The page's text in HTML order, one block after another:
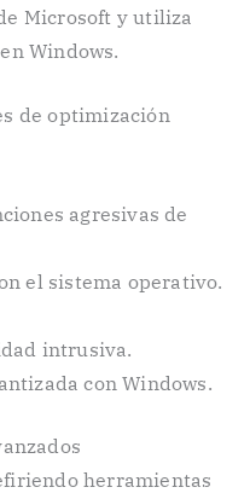
Microsoft y utiliza
Windows.
de optimización
agresivas de
el sistema operativo.
intrusiva.
con Windows.
herramientas